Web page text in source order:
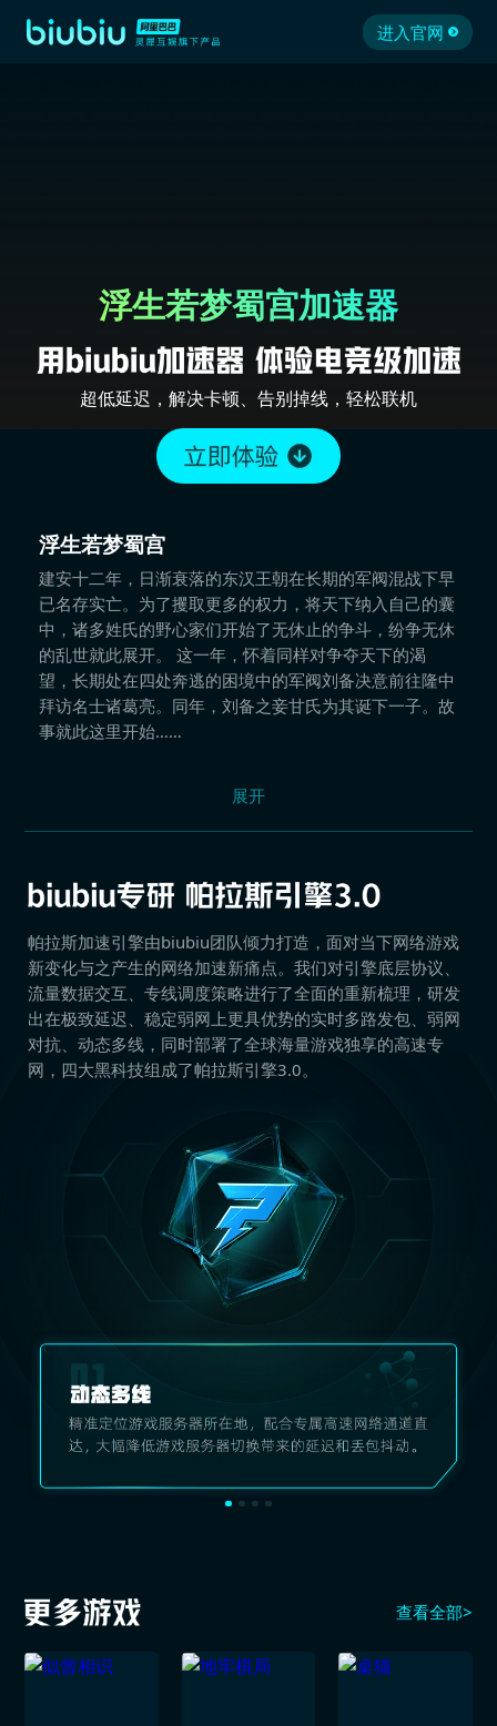
进入官网
浮生若梦蜀宫加速器
超低延迟，解决卡顿、告别掉线，轻松联机
浮生若梦蜀宫
建安十二年，日渐衰落的东汉王朝在长期的军阀混战下早
已名存实亡。为了攫取更多的权力，将天下纳入自己的囊
中，诸多姓氏的野心家们开始了无休止的争斗，纷争无休
的乱世就此展开。 这一年，怀着同样对争夺天下的渴
望，长期处在四处奔逃的困境中的军阀刘备决意前往隆中
拜访名士诸葛亮。同年，刘备之妾甘氏为其诞下一子。故
事就此这里开始……
展开
帕拉斯加速引擎由biubiu团队倾力打造，面对当下网络游戏
新变化与之产生的网络加速新痛点。我们对引擎底层协议、
流量数据交互、专线调度策略进行了全面的重新梳理，研发
出在极致延迟、稳定弱网上更具优势的实时多路发包、弱网
对抗、动态多线，同时部署了全球海量游戏独享的高速专
网，四大黑科技组成了帕拉斯引擎3.0。
查看全部>